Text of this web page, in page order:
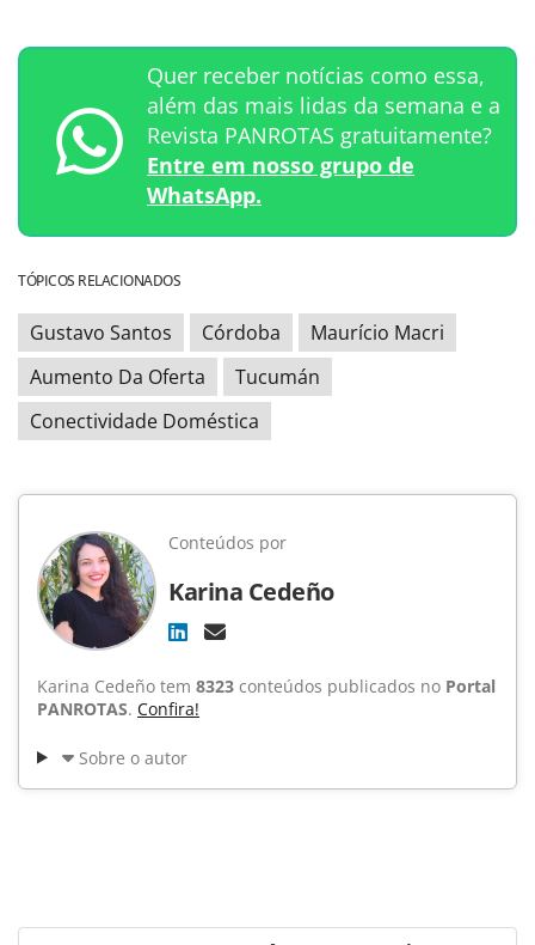
Quer receber notícias como essa,
além das mais lidas da semana e a
Revista PANROTAS gratuitamente?
Entre em nosso grupo de
WhatsApp.
TÓPICOS RELACIONADOS
Gustavo Santos Córdoba
Maurício Macri
Aumento Da Oferta
Tucumán
Conectividade Doméstica
Conteúdos por
Karina Cedeño
Karina Cedeño tem 8323 conteúdos publicados no Portal
PANROTAS. Confira!
Sobre o autor